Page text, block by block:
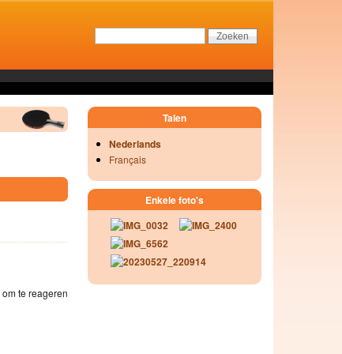
om te reageren
Talen
Nederlands
Français
Enkele foto's